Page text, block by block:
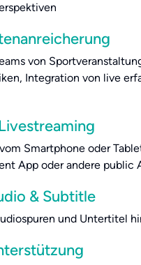
von
Integration von live
Smartphone oder
App oder andere public
& Subtitle
und Untertitel